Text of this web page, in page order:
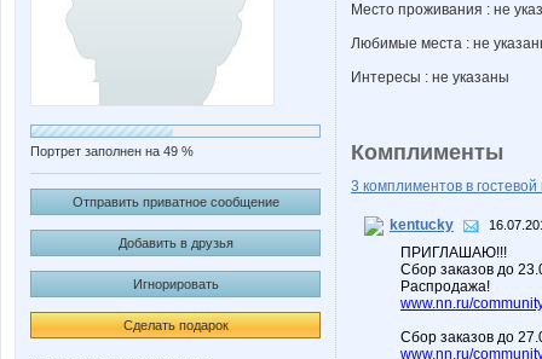
Портрет заполнен на 49 %
Отправить приватное сообщение
Добавить в друзья
Игнорировать
Сделать подарок
Место проживания : не
Любимые места : не
Интересы : не указаны
Комплименты
3 комплиментов в гостевой
kentucky
ПРИГЛАШАЮ!!!
Сбор заказов до
Распродажа!
www.nn.ru/
Сбор заказов до
www.nn.ru/